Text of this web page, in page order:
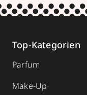
Top-Kategorien
Parfum
Make-Up